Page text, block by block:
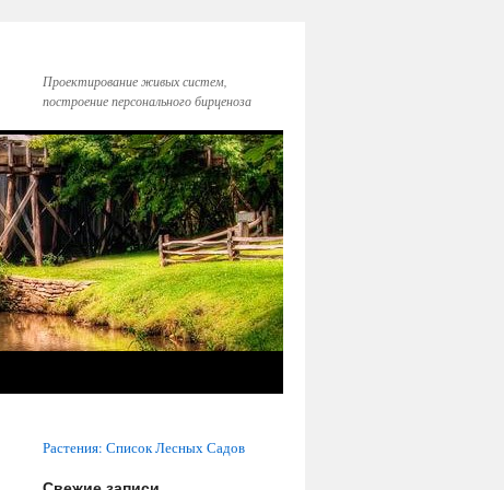
Проектирование живых систем,
построение персонального бирценоза
Растения: Список Лесных Садов